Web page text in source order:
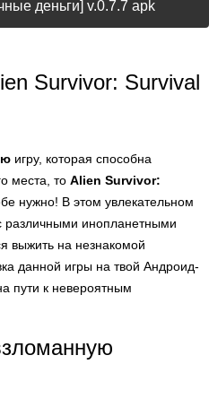
деньги] v.0.7.7 apk
Survivor: Survival
игру, которая способна
места, то Alien Survivor:
нужно! В этом увлекательном
различными инопланетными
выжить на незнакомой
данной игры на твой Андроид-
пути к невероятным